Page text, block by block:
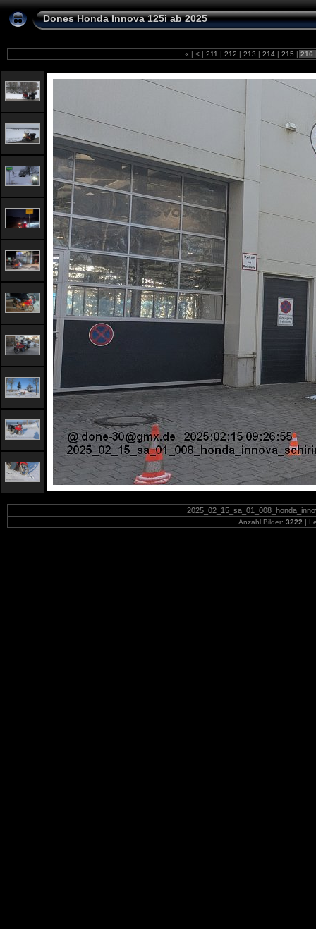
Dones Honda Innova 125i ab 2025
« | < | 211 | 212 | 213 | 214 | 215 | 216
Anzahl Bilder:3222 |